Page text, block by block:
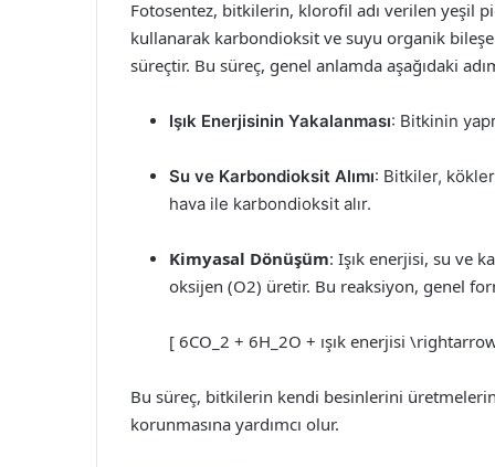
Fotosentez, bitkilerin, klorofil adı verilen yeşil
kullanarak karbondioksit ve suyu organik
süreçtir. Bu süreç, genel anlamda aşağıdaki
Işık Enerjisinin Yakalanması: Bitkinin
Su ve Karbondioksit Alımı: Bitkiler,
hava ile karbondioksit alır.
Kimyasal Dönüşüm: Işık enerjisi, su ve
oksijen (O2) üretir. Bu reaksiyon, genel
[ 6CO_2 + 6H_2O + ışık enerjisi
Bu süreç, bitkilerin kendi besinlerini
korunmasına yardımcı olur.